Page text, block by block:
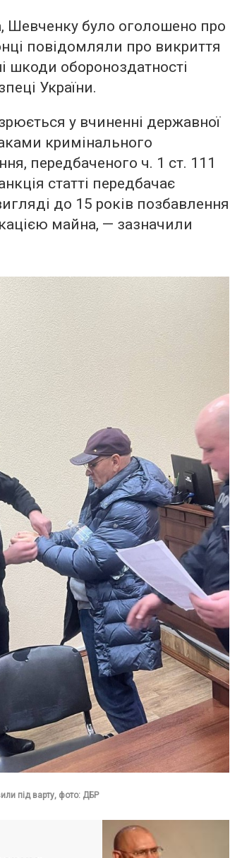
Шевченку було оголошено про
повідомляли про викриття
шкоди обороноздатності
України.
у вчиненні державної
кримінального
передбаченого ч. 1 ст. 111
статті передбачає
до 15 років позбавлення
майна, — зазначили
під варту, фото: ДБР